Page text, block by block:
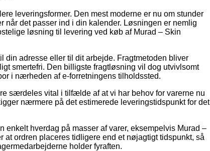
leveringsformer. Den mest moderne er nu om stunder
når det passer ind i din kalender. Løsningen er nemlig
løsning til levering ved køb af Murad – Skin
din adresse eller til dit arbejde. Fragtmetoden bliver
smertefri. Den billigste fragtløsning vil dog utvivlsomt
i nærheden af e-forretningens tilholdssted.
særdeles vital i tilfælde af at vi har behov for varerne nu
nærmere på det estimerede leveringstidspunkt for det
hverdag på masser af varer, eksempelvis Murad –
ordren placeres tidligere end et nøjagtigt tidspunkt, så
holder fyraften.